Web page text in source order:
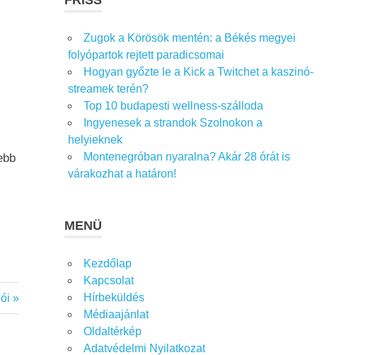
Zugok a Körösök mentén: a Békés megyei
folyópartok rejtett paradicsomai
Hogyan győzte le a Kick a Twitchet a kaszinó-
streamek terén?
Top 10 budapesti wellness-szálloda
Ingyenesek a strandok Szolnokon a
helyieknek
Montenegróban nyaralna? Akár 28 órát is
várakozhat a határon!
MENÜ
Kezdőlap
Kapcsolat
Hírbeküldés
Médiaajánlat
Oldaltérkép
Adatvédelmi Nyilatkozat